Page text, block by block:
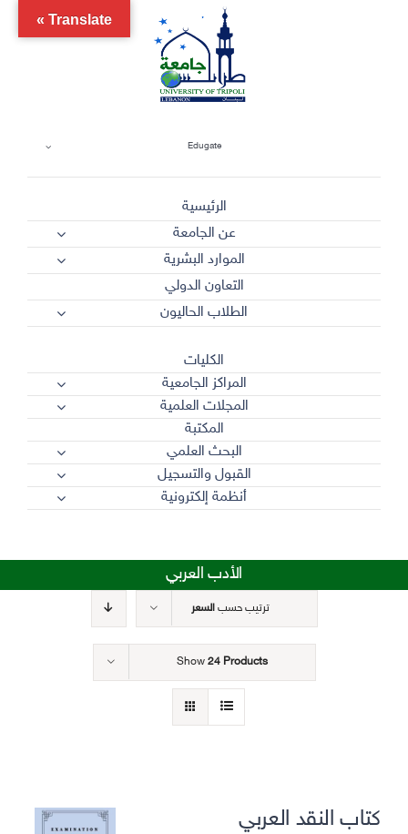
Edugate
الرئيسية
عن الجامعة
الموارد البشرية
التعاون الدولي
الطلاب الحاليون
الكليات
المراكز الجامعية
المجلات العلمية
المكتبة
البحث العلمي
القبول والتسجيل
أنظمة إلكترونية
الأدب العربي
ترتيب حسبالسعر
Show 24 Products
كتاب النقد العربي
Translate »